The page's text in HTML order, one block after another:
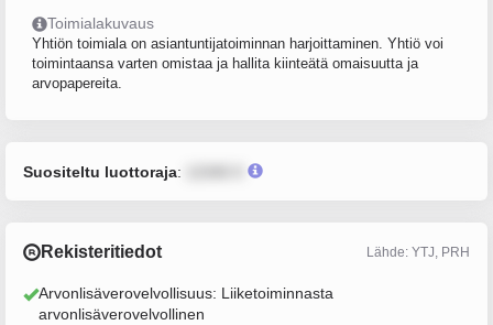
Toimialakuvaus
Yhtiön toimiala on asiantuntijatoiminnan harjoittaminen. Yhtiö voi
toimintaansa varten omistaa ja hallita kiinteätä omaisuutta ja
arvopapereita.
Suositeltu luottoraja:
Rekisteritiedot Lähde: YTJ, PRH
Arvonlisäverovelvollisuus: Liiketoiminnasta
arvonlisäverovelvollinen